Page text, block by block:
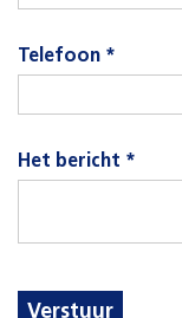
Telefoon *
Het bericht *
Verstuur